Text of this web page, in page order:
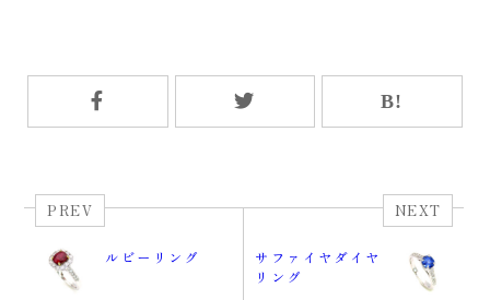
PREV
ルビーリング
NEXT
サファイヤダイヤ
リング